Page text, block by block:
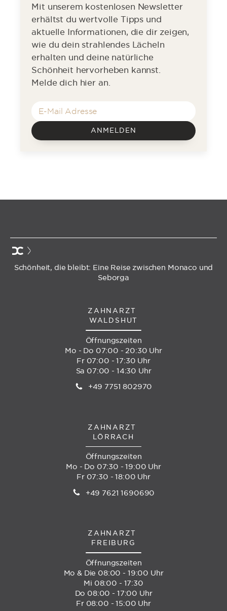
Mit unserem kostenlosen Newsletter
erhältst du wertvolle Tipps und
aktuelle Informationen, die dir zeigen,
wie du dein strahlendes Lächeln
erhalten und deine natürliche
Schönheit hervorheben kannst.
Melde dich hier an.
ANMELDEN
Schönheit, die bleibt: Eine Reise zwischen Monaco und
Seborga
ZAHNARZT
WALDSHUT
Öffnungszeiten
Mo - Do 07:00 - 20:30 Uhr
Fr 07:00 - 17:30 Uhr
Sa 07:00 - 14:30 Uhr
+49 7751 802970
ZAHNARZT
LÖRRACH
Öffnungszeiten
Mo - Do 07:30 - 19:00 Uhr
Fr 07:30 - 18:00 Uhr
+49 7621 1690690
ZAHNARZT
FREIBURG
Öffnungszeiten
Mo & Die 08:00 - 19:00 Uhr
Mi 08:00 - 17:30
Do 08:00 - 17:00 Uhr
Fr 08:00 - 15:00 Uhr